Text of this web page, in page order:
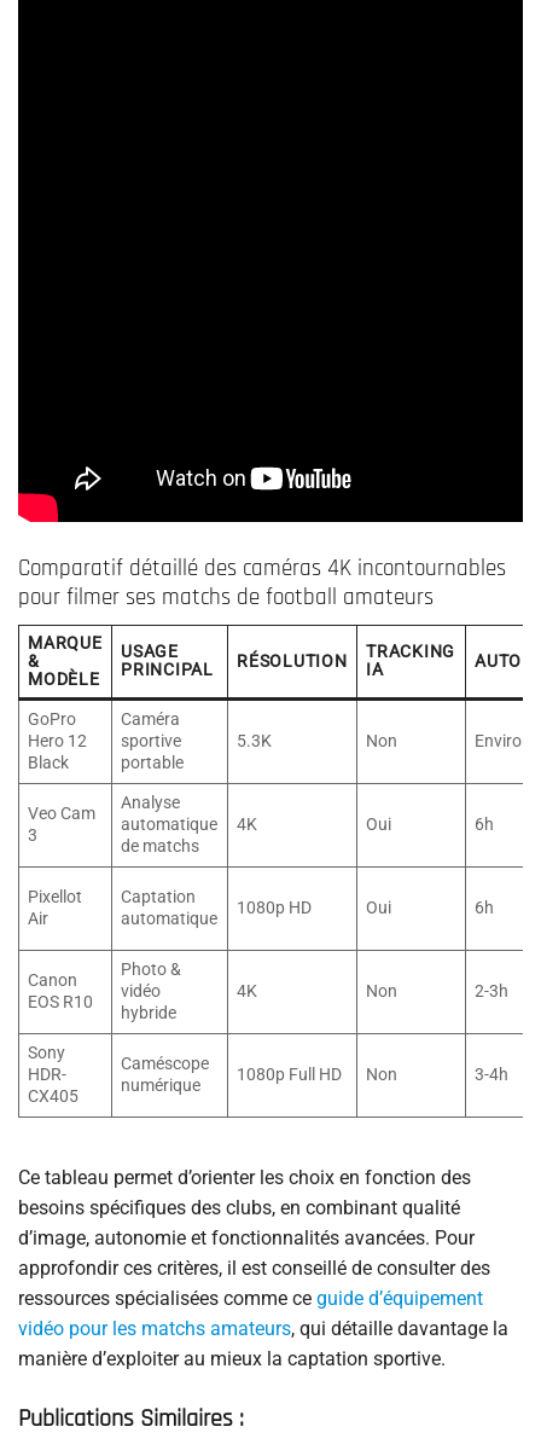
Comparatif détaillé des caméras 4K incontournables
pour filmer ses matchs de football amateurs
MARQUE
&
MODÈLE
USAGE
PRINCIPAL
RÉSOLUTION
TRACKING
IA
GoPro
Hero 12
Black
Caméra
sportive
portable
5.3K Non Environ
Veo Cam
3
Analyse
automatique
de matchs
4K Oui 6h
Pixellot
Air
Captation
automatique
1080p HD Oui 6h
Canon
EOS R10
Photo &
vidéo
hybride
4K Non 2-3h
Sony
HDR-
CX405
Caméscope
numérique
1080p Full HD Non 3-4h
Ce tableau permet d’orienter les choix en fonction des
besoins spécifiques des clubs, en combinant qualité
d’image, autonomie et fonctionnalités avancées. Pour
approfondir ces critères, il est conseillé de consulter des
ressources spécialisées comme ce guide d’équipement
vidéo pour les matchs amateurs, qui détaille davantage la
manière d’exploiter au mieux la captation sportive.
Publications Similaires :